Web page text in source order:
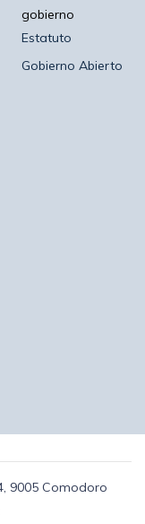
gobierno
Estatuto
Gobierno Abierto
9005 Comodoro